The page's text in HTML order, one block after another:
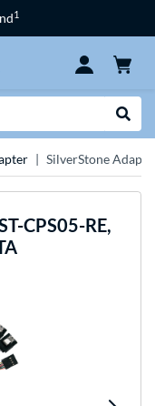
1
SilverStone
CPS05-RE,